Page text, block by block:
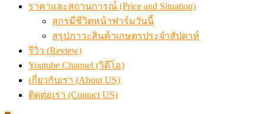
ราคาและสถานการณ์ (Price and Situation)
สุกรมีชีวิตหน้าฟาร์มวันนี้
สรุปภาวะสินค้าเกษตรประจำสัปดาห์
รีวิว (Review)
Youtube Channel (วิดีโอ)
เกี่ยวกับเรา (About US)
ติดต่อเรา (Contact US)